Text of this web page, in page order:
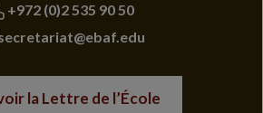
+972 (0)2 535 90 50
la Lettre de l’École